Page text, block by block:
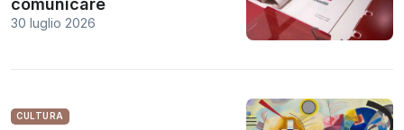
comunicare
30 luglio 2026
CULTURA